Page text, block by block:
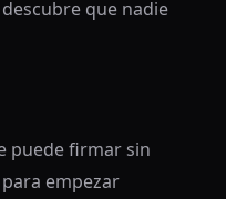
que nadie
puede firmar sin
empezar